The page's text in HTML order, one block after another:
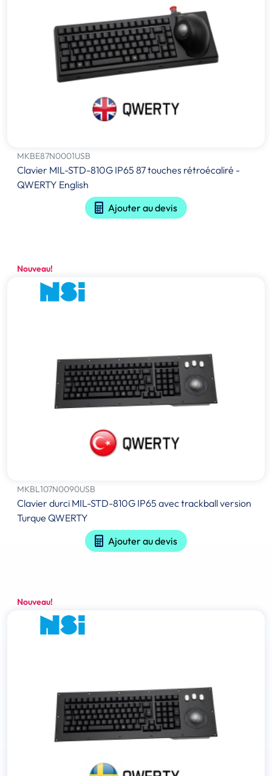
MKBE87N0001USB
Clavier MIL-STD-810G IP65 87 touches rétroécaliré -
QWERTY English
Ajouter au devis
Nouveau!
MKBL107N0090USB
Clavier durci MIL-STD-810G IP65 avec trackball version
Turque QWERTY
Ajouter au devis
Nouveau!